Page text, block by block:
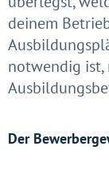
deinem
notwendig ist,
Der